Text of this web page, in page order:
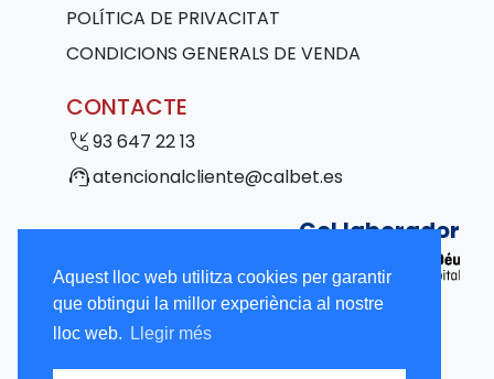
Aquest lloc web utilitza cookies per garantir
que obtingui la millor experiència al nostre
lloc web.
Llegir més
POLÍTICA DE PRIVACITAT
CONDICIONS GENERALS DE VENDA
CONTACTE
phone_callback93 647 22 13
support_agentatencionalcliente@calbet.es
Col·laborador